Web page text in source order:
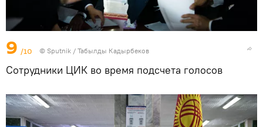
9 /10 © Sputnik / Табылды Кадырбеков
Сотрудники ЦИК во время подсчета голосов